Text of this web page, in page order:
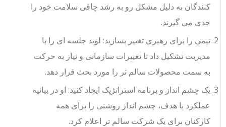
کنندگان به دلیل مشکل رو به رشد چاقی سلامت خود را
جدی می گیرند.
تیمی را برای رهبری تغییر بسازید: لوید جلسه ای را با
مدیریت تشکیل داد تا تغییرات سازمانی و نیاز به حرکت
به سمت محصولات سالم تر را مورد بحث قرار دهد.
یک چشم انداز و برنامه استراتژیک ایجاد کنید: او در بیانیه
عملکرد با هدف، چشم انداز روشنی را برای همه
کارکنان برای یک شرکت سالم تر اعلام کرد.